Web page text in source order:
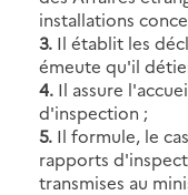
installations
3. Il établit les
émeute qu'il
4. Il assure
d'inspection ;
5. Il formule, le
rapports
transmises au